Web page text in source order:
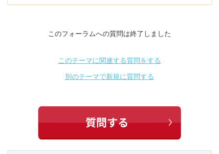
このフォーラムへの質問は終了しました
このテーマに関連する質問をする
別のテーマで新規に質問する